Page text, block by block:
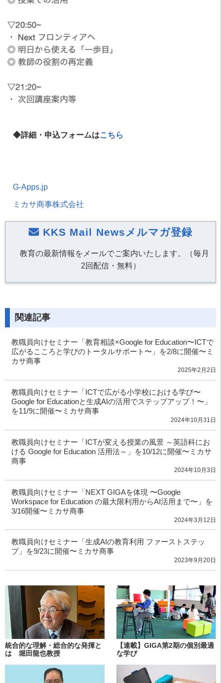
◆詳細・申込フォームはこちら
G-Apps.jp
ミカサ商事株式会社
KKS Mail Newsメルマガ登録
教育の最新情報をメールでご案内いたします。（毎月
2回配信・無料）
関連記事
教職員向けセミナー「教育相談×Google for Education〜ICTで
広がるこころと学びのトータルサポート〜」を2/8に開催〜ミ
カサ商事
2025年2月2日
教職員向けセミナー「ICTで広がる小学校における学び〜
Google for Educationと生成AIの活用でステップアップ！〜」
を11/9に開催〜ミカサ商事
2024年10月31日
教職員向けセミナー「ICTが変える授業の風景 ～英語科にお
ける Google for Education 活用法～」を10/12に開催〜ミカサ
商事
2024年10月3日
教職員向けセミナー「NEXT GIGAを体現 〜Google
Workspace for Education の最大限利用からAI活用まで〜」を
3/16開催〜ミカサ商事
2024年3月12日
教職員向けセミナー「生成AIの教育利用 ファーストステッ
プ」を9/23に開催〜ミカサ商事
2023年9月20日
統合的な理解・総合的な発揮と
は 堀田龍也教授
【連載】GIGA第2期の個別最適
な学び